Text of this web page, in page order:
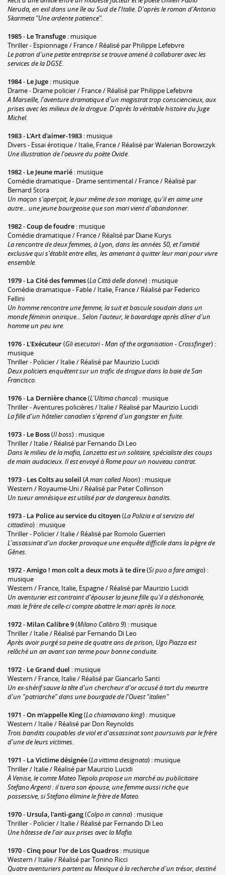
Neruda, en exil dans une île au Sud de l'Italie. D'après le roman d'Antonio
Skarmeta "Une ardente patience".
1985- Le Transfuge : musique
Thriller - Espionnage / France / Réalisé par Philippe Lefebvre
Le patron d'une petite entreprise se trouve amené à collaborer avec les
services de la DGSE.
1984- Le Juge : musique
Drame - Drame policier / France / Réalisé par Philippe Lefebvre
A Marseille, l'aventure dramatique d'un magistrat trop consciencieux, aux
prises avec les milieux de la drogue. D'après la véritable histoire du Juge
Michel.
1983- L'Art d'aimer-1983 : musique
Divers - Essai érotique / Italie, France / Réalisé par Walerian Borowczyk
Une illustration de l'oeuvre du poète Ovide.
1982- Le Jeune marié : musique
Comédie dramatique - Drame sentimental / France / Réalisé par
Bernard Stora
Un maçon s'aperçoit, le jour même de son mariage, qu'il en aime une
autre... une jeune bourgeoise que son mari vient d'abandonner.
1982-Coup de foudre : musique
Comédie dramatique / France / Réalisé par Diane Kurys
La rencontre de deux femmes, à Lyon, dans les années 50, et l'amitié
exclusive qui s'établit entre elles, les amenant à quitter leur mari pour vivre
ensemble.
1979- La Cité des femmes(La Città delle donne) : musique
Comédie dramatique - Fable / Italie, France / Réalisé par Federico
Fellini
Un homme rencontre une femme, la suit et bascule soudain dans un
monde féminin onirique... Selon l'auteur, le bavardage après dîner d'un
homme un peu ivre.
1976- L'Exécuteur(Gli esecutori - Man of the organisation - Crossfinger) :
musique
Thriller - Policier / Italie / Réalisé par Maurizio Lucidi
Deux policiers enquêtent sur un trafic de drogue dans la baie de San
Francisco.
1976- La Dernière chance(L'Ultima chanca) : musique
Thriller - Aventures policières / Italie / Réalisé par Maurizio Lucidi
La fille d'un hôtelier canadien s'éprend d'un gangster en fuite.
1973- Le Boss(Il boss) : musique
Thriller / Italie / Réalisé par Fernando Di Leo
Dans le milieu de la mafia, Lanzetta est un solitaire, spécialiste des coups
de main audacieux. Il est envoyé à Rome pour un nouveau contrat.
1973- Les Colts au soleil (A man called Noon) : musique
Western / Royaume-Uni / Réalisé par Peter Collinson
Un tueur amnésique est utilisé par de dangereux bandits.
1973- La Police au service du citoyen(La Polizia e al servizio del
cittadino) : musique
Thriller - Policier / Italie / Réalisé par Romolo Guerrieri
L'assassinat d'un docker provoque une enquête difficile dans la pègre de
Gênes.
1972-Amigo ! mon colt a deux mots à te dire(Si puo a fare amigo) :
musique
Western / France, Italie, Espagne / Réalisé par Maurizio Lucidi
Un aventurier est contraint d'épouser la jeune fille qu'il a déshonorée,
mais le frère de celle-ci compte abattre le mari après la noce.
1972- Milan Calibre 9(Milano Calibro 9) : musique
Thriller / Italie / Réalisé par Fernando Di Leo
Après avoir purgé sa peine de quatre ans de prison, Ugo Piazza est
relâché un an avant son terme pour bonne conduite.
1972- Le Grand duel : musique
Western / France, Italie / Réalisé par Giancarlo Santi
Un ex-shérif sauve la tête d'un chercheur d'or accusé à tort du meurtre
d'un "patriarche" dans une bourgade de l'Ouest "italien"
1971 -On m'appelle King(Lo chiamavano king) : musique
Western / Italie / Réalisé par Don Reynolds
Trois bandits coupables de viol et d'assassinat sont poursuivis par le frère
d'une de leurs victimes.
1971 - La Victime désignée(La vittima designata) : musique
Thriller / Italie / Réalisé par Maurizio Lucidi
À Venise, le comte Mateo Tiepolo propose un marché au publicitaire
Stefano Argenti : il tuera son épouse, une femme aussi riche que
possessive, si Stefano élimine le frère de Mateo.
1970- Ursula, l'anti-gang(Colpo in canna) : musique
Thriller - Policier / Italie / Réalisé par Fernando Di Leo
Une hôtesse de l'air aux prises avec la Mafia.
1970-Cinq pour l'or de Los Quadros : musique
Western / Italie / Réalisé par Tonino Ricci
Quatre aventuriers partent au Mexique à la recherche d'un trésor, destiné